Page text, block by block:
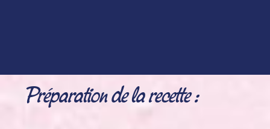
Préparation de la recette :